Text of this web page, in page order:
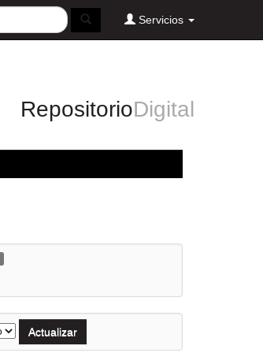
Servicios
RepositorioDigital